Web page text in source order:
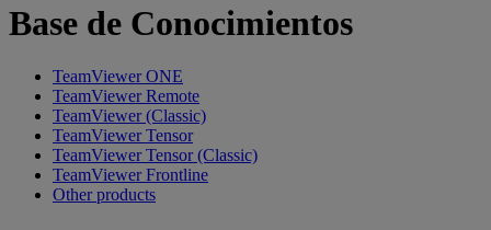
Base de Conocimientos
TeamViewer ONE
TeamViewer Remote
TeamViewer (Classic)
TeamViewer Tensor
TeamViewer Tensor (Classic)
TeamViewer Frontline
Other products